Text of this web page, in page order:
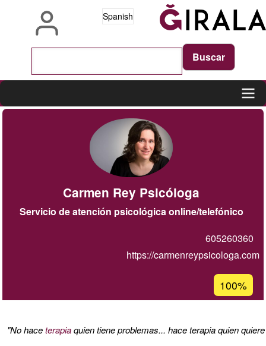
Spanish
Carmen Rey Psicóloga
Servicio de atención psicológica online/telefónico
605260360
https://carmenreypsicologa.com
Porcentaje
de
de
100%
"No haceterapiaquien tiene problemas... hace terapia quien